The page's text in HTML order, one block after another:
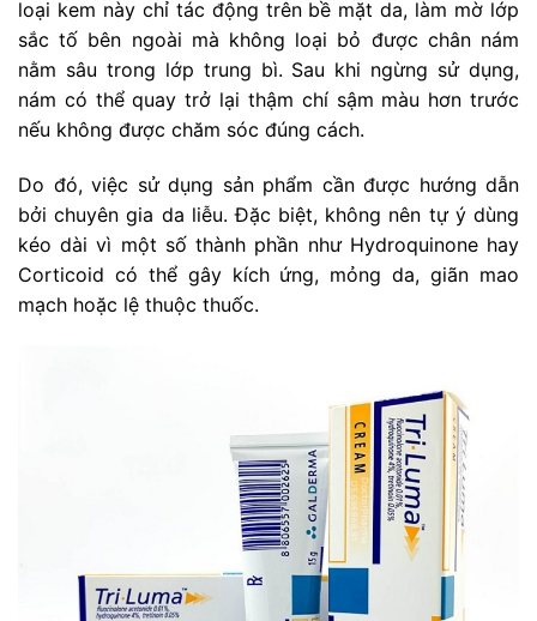
loại kem này chỉ tác động trên bề mặt da, làm mờ lớp
sắc tố bên ngoài mà không loại bỏ được chân nám
nằm sâu trong lớp trung bì. Sau khi ngừng sử dụng,
nám có thể quay trở lại thậm chí sậm màu hơn trước
nếu không được chăm sóc đúng cách.
Do đó, việc sử dụng sản phẩm cần được hướng dẫn
bởi chuyên gia da liễu. Đặc biệt, không nên tự ý dùng
kéo dài vì một số thành phần như Hydroquinone hay
Corticoid có thể gây kích ứng, mỏng da, giãn mao
mạch hoặc lệ thuộc thuốc.